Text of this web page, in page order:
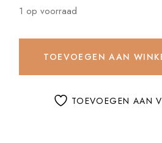
1 op voorraad
TOEVOEGEN AAN
TOEVOEGEN AAN